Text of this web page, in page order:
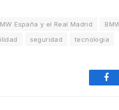
España y el Real Madrid
seguridad tecnologia